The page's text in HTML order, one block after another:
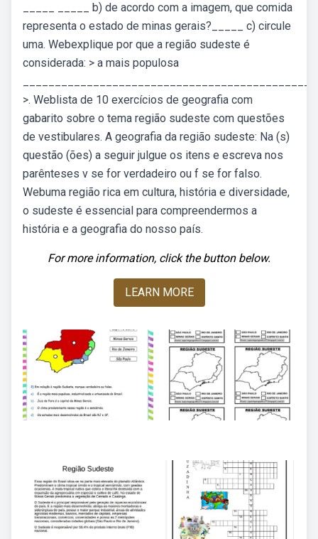
_____ _____ b) de acordo com a imagem, que comida
representa o estado de minas gerais?_____ c) circule
uma. Webexplique por que a região sudeste é
considerada: > a mais populosa
>. Weblista de 10 exercícios de geografia com
gabarito sobre o tema região sudeste com questões
de vestibulares. A geografia da região sudeste: Na (s)
questão (ões) a seguir julgue os itens e escreva nos
parênteses v se for verdadeiro ou f se for falso.
Webuma região rica em cultura, história e diversidade,
o sudeste é essencial para compreendermos a
história e a geografia do nosso país.
For more information, click the button below.
LEARN MORE